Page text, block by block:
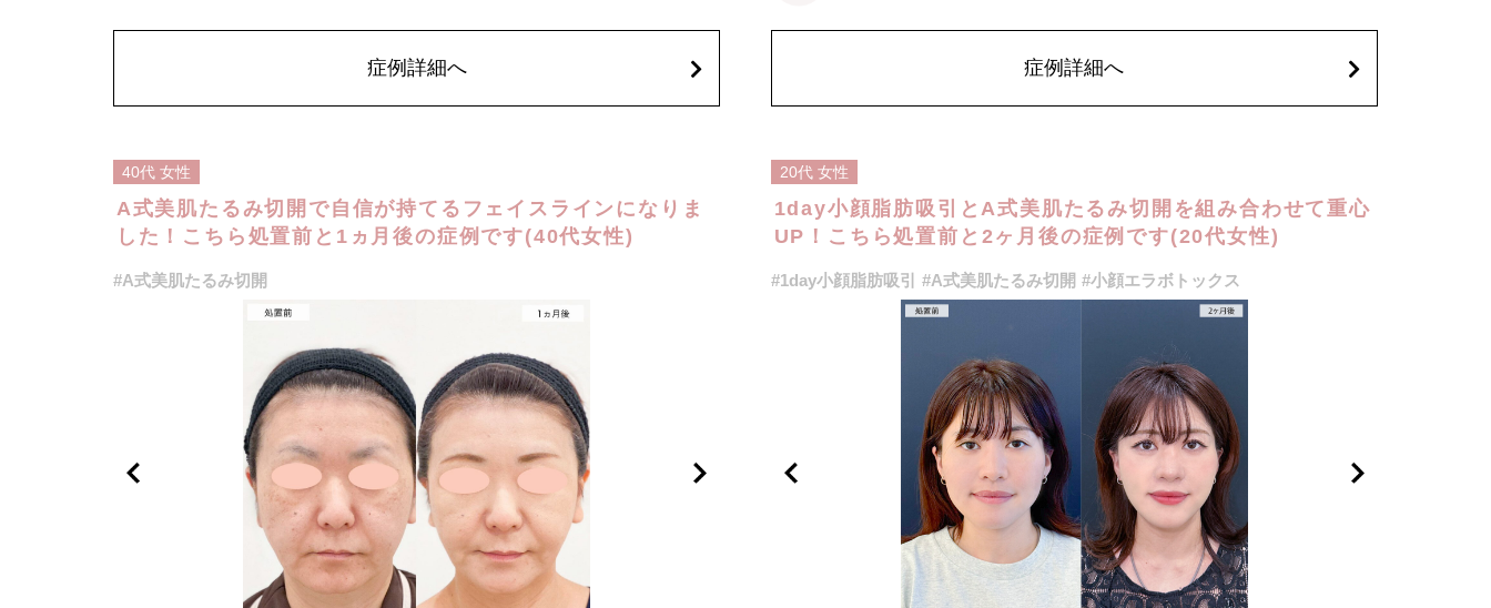
症例詳細へ 症例詳細へ
40代 女性
A式美肌たるみ切開で自信が持てるフェイスラインになりま
した！こちら処置前と1ヵ月後の症例です(40代女性)
#A式美肌たるみ切開
20代 女性
1day小顔脂肪吸引とA式美肌たるみ切開を組み合わせて重心
UP！こちら処置前と2ヶ月後の症例です(20代女性)
#1day小顔脂肪吸引 #A式美肌たるみ切開 #小顔エラボトックス